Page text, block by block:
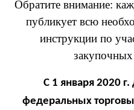
Обратите внимание:
публикует всю
инструкции по
С 1 января 2020
федеральных